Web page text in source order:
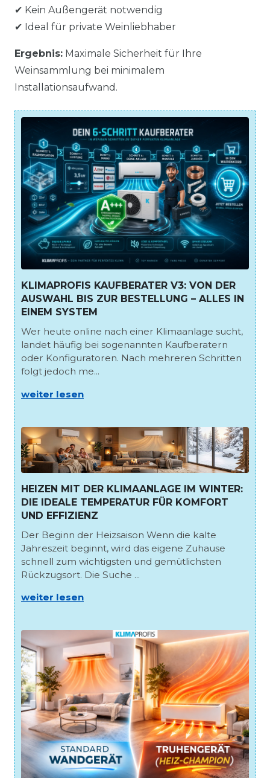
✔ Kein Außengerät notwendig
✔ Ideal für private Weinliebhaber
Ergebnis: Maximale Sicherheit für Ihre
Weinsammlung bei minimalem
Installationsaufwand.
KLIMAPROFIS KAUFBERATER V3: VON DER
AUSWAHL BIS ZUR BESTELLUNG – ALLES IN
EINEM SYSTEM
Wer heute online nach einer Klimaanlage sucht,
landet häufig bei sogenannten Kaufberatern
oder Konfiguratoren. Nach mehreren Schritten
folgt jedoch me...
weiter lesen
HEIZEN MIT DER KLIMAANLAGE IM WINTER:
DIE IDEALE TEMPERATUR FÜR KOMFORT
UND EFFIZIENZ
Der Beginn der Heizsaison Wenn die kalte
Jahreszeit beginnt, wird das eigene Zuhause
schnell zum wichtigsten und gemütlichsten
Rückzugsort. Die Suche ...
weiter lesen